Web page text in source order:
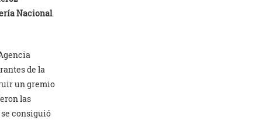
Nacional.
de la
un gremio
las
consiguió